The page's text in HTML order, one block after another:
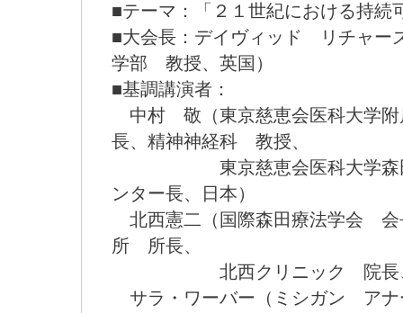
■テーマ：「２１世紀における持続
■大会長：デイヴィッド リチャー
学部 教授、英国）
■基調講演者：
中村 敬（東京慈恵会医科大学
長、精神神経科 教授、
東京慈恵会医科大学森田
ンター長、日本）
北西憲二（国際森田療法学会 会
所 所長、
北西クリニック 院長、
サラ・ワーバー（ミシガン アナ